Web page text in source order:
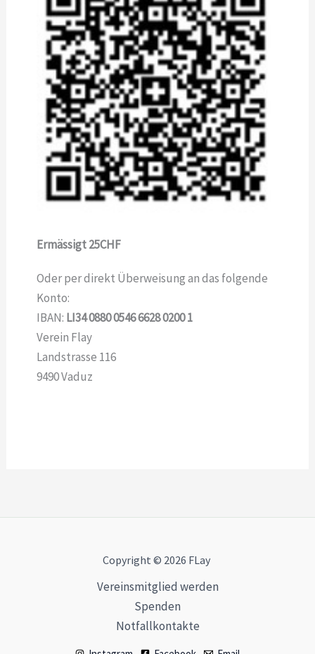
Ermässigt 25CHF
Oder per direkt Überweisung an das folgende
Konto:
IBAN: LI34 0880 0546 6628 0200 1
Verein Flay
Landstrasse 116
9490 Vaduz
Copyright © 2026 FLay
Vereinsmitglied werden
Spenden
Notfallkontakte